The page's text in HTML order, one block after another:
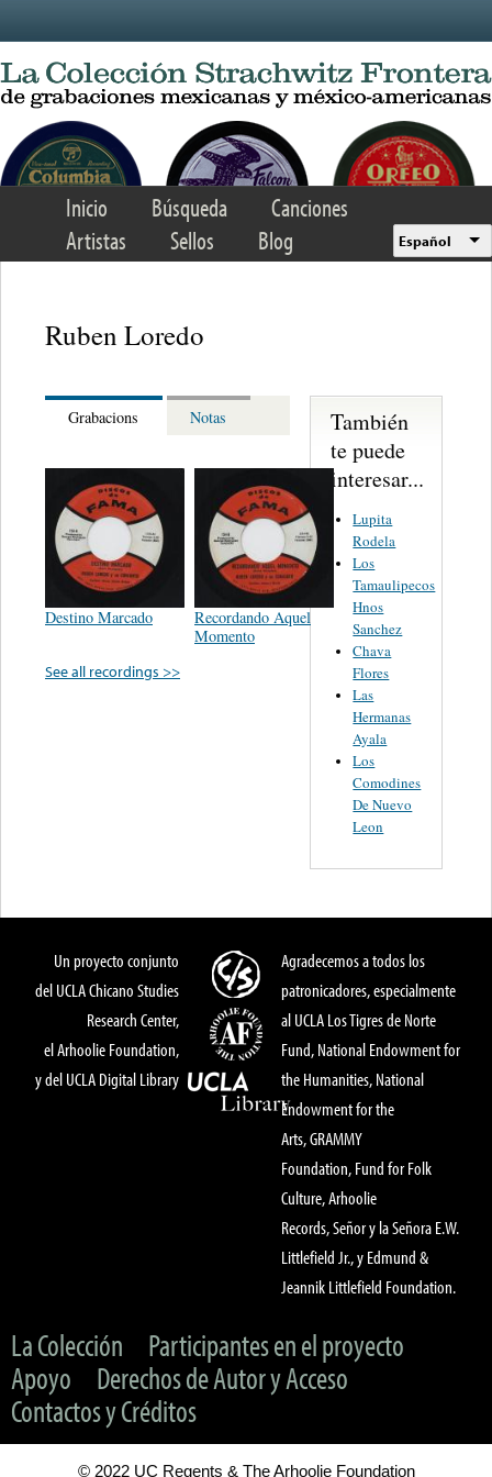
Inicio Búsqueda
Canciones
Artistas
Sellos Blog Español
Ruben Loredo
Grabacions Notas
Destino Marcado
Recordando Aquel
Momento
See all recordings >>
También
te puede
interesar...
Lupita
Rodela
Los
Tamaulipecos
Hnos
Sanchez
Chava
Flores
Las
Hermanas
Ayala
Los
Comodines
De Nuevo
Leon
Un proyecto conjunto
del UCLA Chicano Studies
Research Center,
el Arhoolie Foundation,
y del UCLA Digital Library
Agradecemos a todos los
patronicadores, especialmente
al UCLA Los Tigres de Norte
Fund, National Endowment for
the Humanities, National
Endowment for the
Arts, GRAMMY
Foundation, Fund for Folk
Culture, Arhoolie
Records, Señor y la Señora E.W.
Littlefield Jr., y Edmund &
Jeannik Littlefield Foundation.
La Colección
Participantes en el proyecto
Apoyo
Derechos de Autor y Acceso
Contactos y Créditos
© 2022 UC Regents & The Arhoolie Foundation